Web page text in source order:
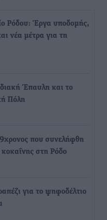
Ρόδου: Έργα υποδομής,
νέα μέτρα για τη
Έπαυλη και το
Πόλη
που συνελήφθη
κοκαΐνης στη Ρόδο
για το ψηφοδέλτιο